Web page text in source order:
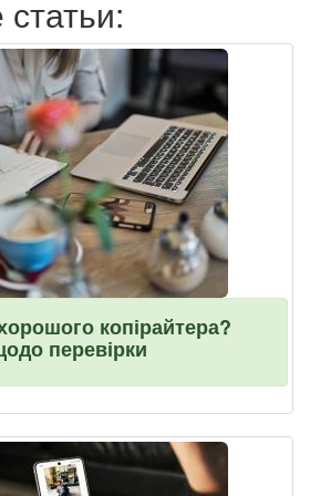
копірайтера?
перевірки